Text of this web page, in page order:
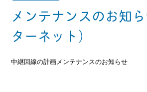
メンテナンスのお知
ターネット）
中継回線の計画メンテナンスのお知らせ